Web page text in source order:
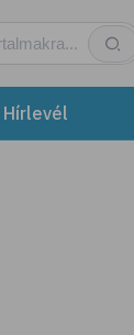
Hírlevél